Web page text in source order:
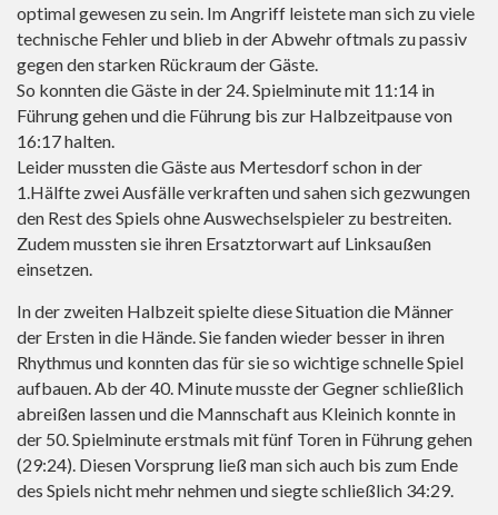
optimal gewesen zu sein. Im Angriff leistete man sich zu viele
technische Fehler und blieb in der Abwehr oftmals zu passiv
gegen den starken Rückraum der Gäste.
So konnten die Gäste in der 24. Spielminute mit 11:14 in
Führung gehen und die Führung bis zur Halbzeitpause von
16:17 halten.
Leider mussten die Gäste aus Mertesdorf schon in der
1.Hälfte zwei Ausfälle verkraften und sahen sich gezwungen
den Rest des Spiels ohne Auswechselspieler zu bestreiten.
Zudem mussten sie ihren Ersatztorwart auf Linksaußen
einsetzen.
In der zweiten Halbzeit spielte diese Situation die Männer
der Ersten in die Hände. Sie fanden wieder besser in ihren
Rhythmus und konnten das für sie so wichtige schnelle Spiel
aufbauen. Ab der 40. Minute musste der Gegner schließlich
abreißen lassen und die Mannschaft aus Kleinich konnte in
der 50. Spielminute erstmals mit fünf Toren in Führung gehen
(29:24). Diesen Vorsprung ließ man sich auch bis zum Ende
des Spiels nicht mehr nehmen und siegte schließlich 34:29.